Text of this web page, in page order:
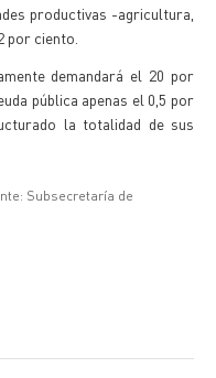
productivas -agricultura,
por ciento.
demandará el 20 por
pública apenas el 0,5 por
la totalidad de sus
Subsecretaría de